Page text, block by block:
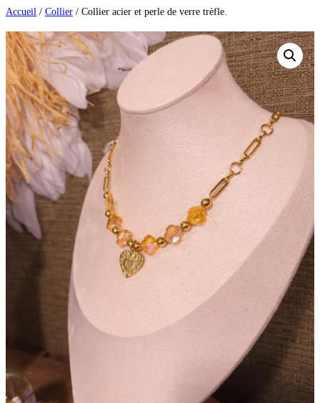
Aller
contenu
Accueil / Collier / Collier acier et perle de verre trèfle.